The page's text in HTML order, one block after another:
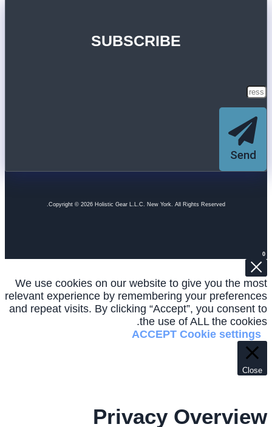
SUBSCRIBE
Send
Copyright © 2026 Holistic Gear L.L.C. New York. All Rights Reserved.
0
We use cookies on our website to give you the most
relevant experience by remembering your preferences
and repeat visits. By clicking “Accept”, you consent to
the use of ALL the cookies.
Cookie settings
ACCEPT
Close
Privacy Overview